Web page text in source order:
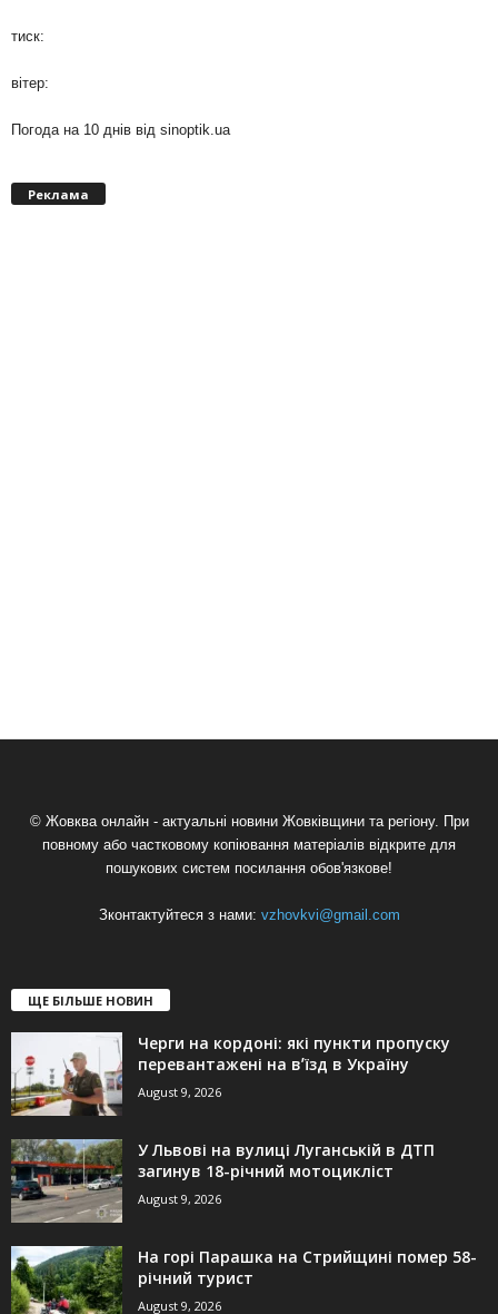
тиск:
вітер:
Погода на 10 днів від sinoptik.ua
Реклама
© Жовква онлайн - актуальні новини Жовківщини та регіону. При
повному або частковому копіювання матеріалів відкрите для
пошукових систем посилання обов'язкове!
Зконтактуйтеся з нами: vzhovkvi@gmail.com
ЩЕ БІЛЬШЕ НОВИН
Черги на кордоні: які пункти пропуску
перевантажені на вʼїзд в Україну
August 9, 2026
У Львові на вулиці Луганській в ДТП
загинув 18-річний мотоцикліст
August 9, 2026
На горі Парашка на Стрийщині помер 58-
річний турист
August 9, 2026